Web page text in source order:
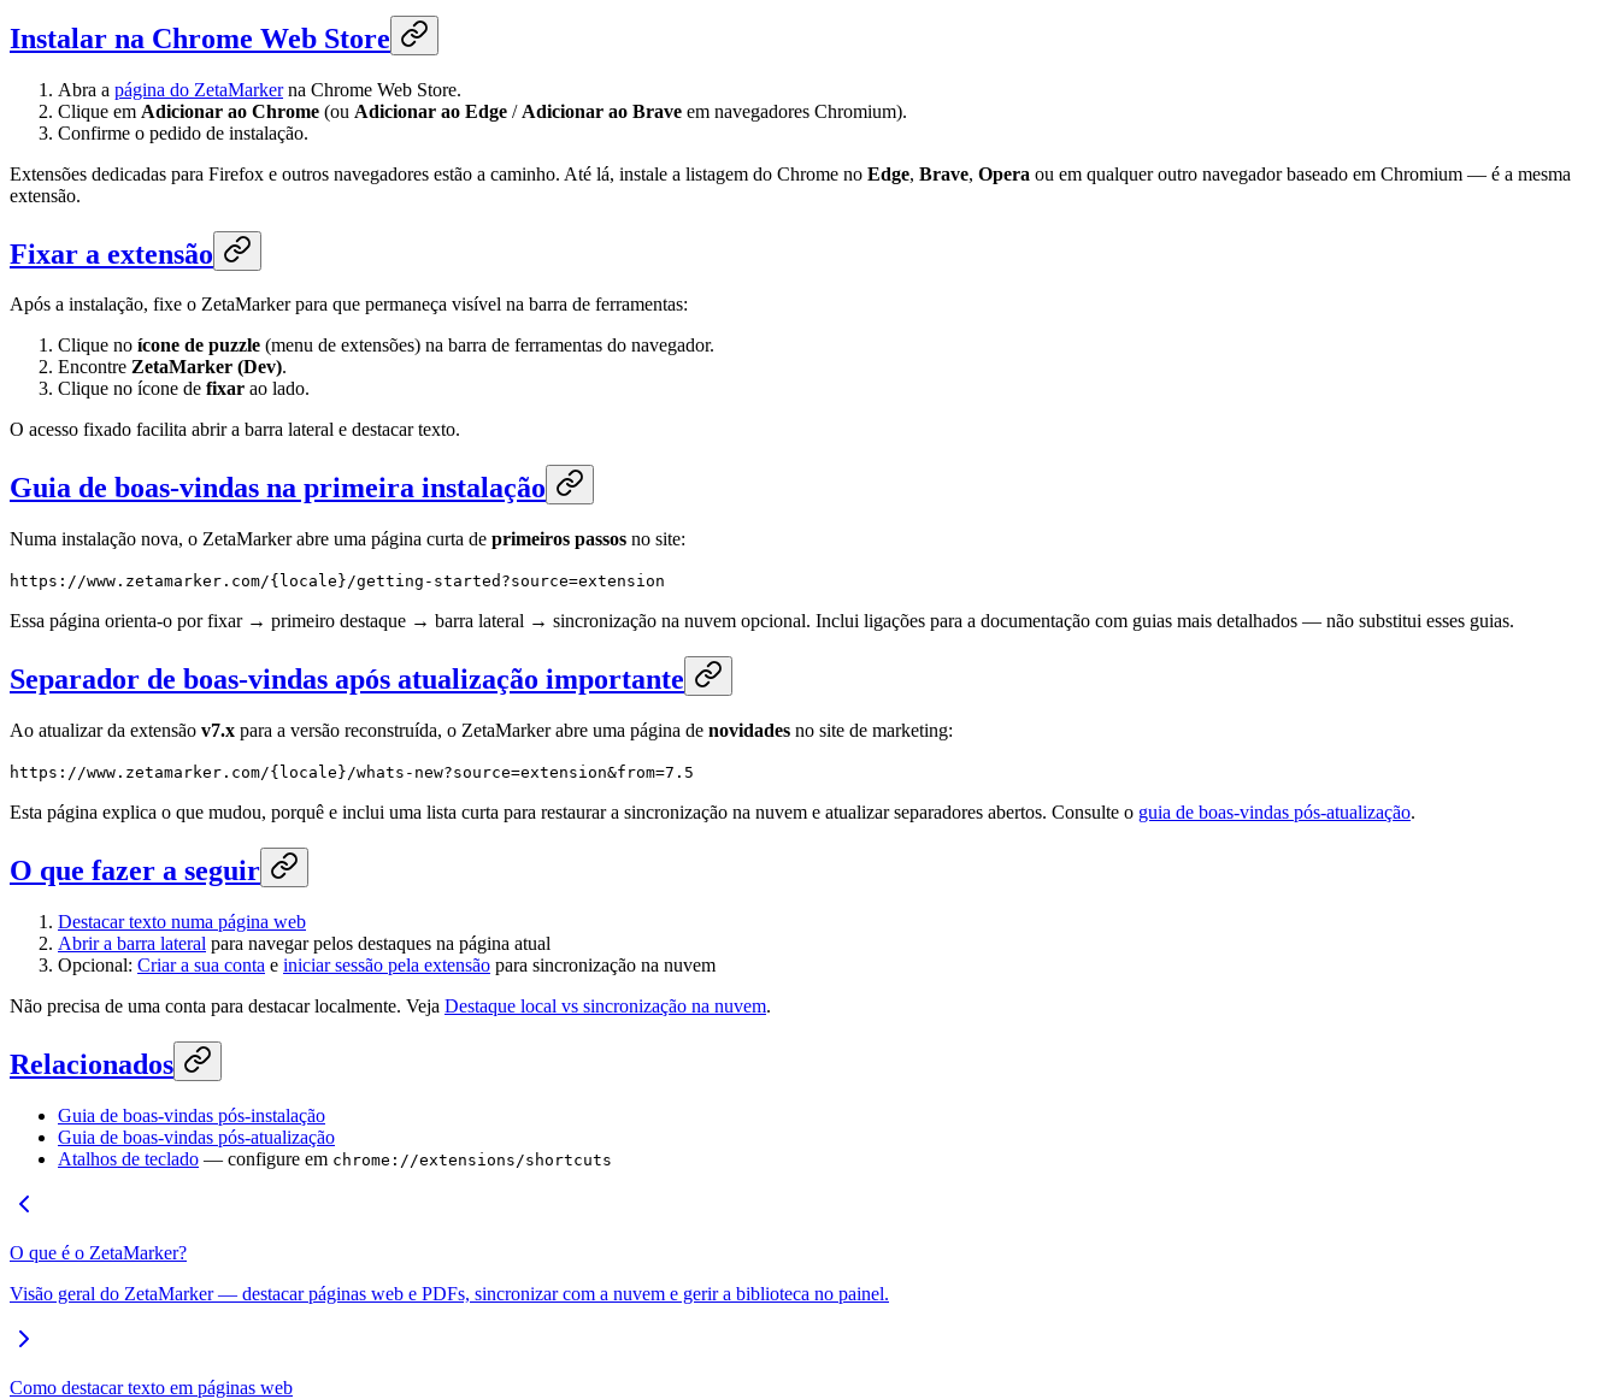
Instalar na Chrome Web Store
Abra a página do ZetaMarkerna Chrome Web Store.
Clique em Adicionar ao Chrome (ou Adicionar ao Edge / Adicionar ao Brave em navegadores Chromium).
Confirme o pedido de instalação.
Extensões dedicadas para Firefox e outros navegadores estão a caminho. Até lá, instale a listagem do Chrome no Edge, Brave, Opera ou em qualquer outro navegador baseado em Chromium — é a mesma
extensão.
Fixar a extensão
Após a instalação, fixe o ZetaMarker para que permaneça visível na barra de ferramentas:
Clique no ícone de puzzle (menu de extensões) na barra de ferramentas do navegador.
Encontre ZetaMarker (Dev).
Clique no ícone de fixar ao lado.
O acesso fixado facilita abrir a barra lateral e destacar texto.
Guia de boas-vindas na primeira instalação
Numa instalação nova, o ZetaMarker abre uma página curta de primeiros passos no site:
https://www.zetamarker.com/{locale}/getting-started?source=extension
Essa página orienta-o por fixar → primeiro destaque → barra lateral → sincronização na nuvem opcional. Inclui ligações para a documentação com guias mais detalhados — não substitui esses guias.
Separador de boas-vindas após atualização importante
Ao atualizar da extensão v7.x para a versão reconstruída, o ZetaMarker abre uma página de novidades no site de marketing:
https://www.zetamarker.com/{locale}/whats-new?source=extension&from=7.5
Esta página explica o que mudou, porquê e inclui uma lista curta para restaurar a sincronização na nuvem e atualizar separadores abertos. Consulte o guia de boas-vindas pós-atualização.
O que fazer a seguir
Destacar texto numa página web
Abrir a barra lateral para navegar pelos destaques na página atual
Opcional: Criar a sua conta e iniciar sessão pela extensão para sincronização na nuvem
Não precisa de uma conta para destacar localmente. Veja Destaque local vs sincronização na nuvem.
Relacionados
Guia de boas-vindas pós-instalação
Guia de boas-vindas pós-atualização
Atalhos de teclado — configure em chrome://extensions/shortcuts
O que é o ZetaMarker?
Visão geral do ZetaMarker — destacar páginas web e PDFs, sincronizar com a nuvem e gerir a biblioteca no painel.
Como destacar texto em páginas web